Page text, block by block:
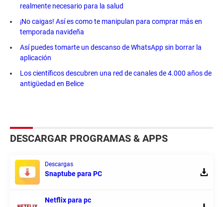
realmente necesario para la salud
¡No caigas! Así es como te manipulan para comprar más en
temporada navideña
Así puedes tomarte un descanso de WhatsApp sin borrar la
aplicación
Los científicos descubren una red de canales de 4.000 años de
antigüedad en Belice
DESCARGAR PROGRAMAS & APPS
Descargas
Snaptube para PC
Netflix para pc